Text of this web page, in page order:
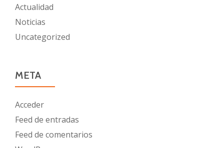
Actualidad
Noticias
Uncategorized
META
Acceder
Feed de entradas
Feed de comentarios